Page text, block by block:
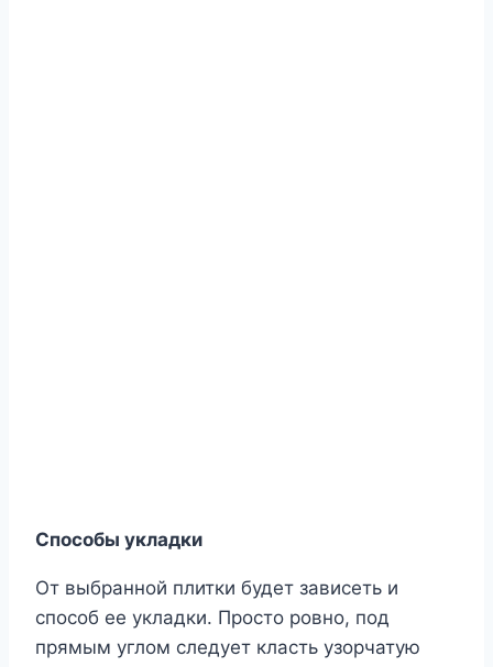
Способы укладки
От выбранной плитки будет зависеть и
способ ее укладки. Просто ровно, под
прямым углом следует класть узорчатую